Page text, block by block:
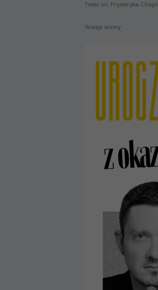
Teatr im. Fryderyka
Wstęp wolny